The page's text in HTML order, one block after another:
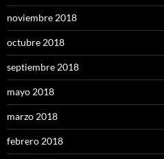
noviembre 2018
octubre 2018
septiembre 2018
mayo 2018
marzo 2018
febrero 2018